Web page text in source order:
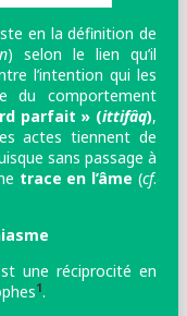
en la définition de
) selon le lien qu’il
l’intention qui les
du comportement
parfait » (ittifâq),
actes tiennent de
sans passage à
trace en l’âme (cf.
une réciprocité en
1.